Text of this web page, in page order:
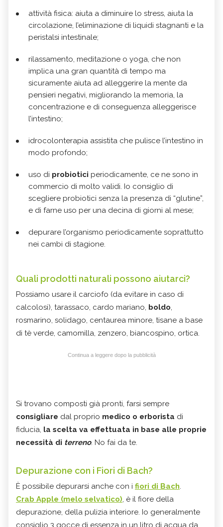
attività fisica: aiuta a diminuire lo stress, aiuta la
circolazione, l’eliminazione di liquidi stagnanti e la
peristalsi intestinale;
rilassamento, meditazione o yoga, che non
implica una gran quantità di tempo ma
sicuramente aiuta ad alleggerire la mente da
pensieri negativi, migliorando la memoria, la
concentrazione e di conseguenza alleggerisce
l’intestino;
idrocolonterapia assistita che pulisce l’intestino in
modo profondo;
uso di probiotici periodicamente, ce ne sono in
commercio di molto validi. Io consiglio di
scegliere probiotici senza la presenza di “glutine”,
e di farne uso per una decina di giorni al mese;
depurare l’organismo periodicamente soprattutto
nei cambi di stagione.
Quali prodotti naturali possono aiutarci?
Possiamo usare il carciofo (da evitare in caso di
calcolosi), tarassaco, cardo mariano, boldo,
rosmarino, solidago, centaurea minore, tisane a base
di tè verde, camomilla, zenzero, biancospino, ortica.
Continua a leggere dopo la pubblicità
Si trovano composti già pronti, farsi sempre
consigliare dal proprio medico o erborista di
fiducia, la scelta va effettuata in base alle proprie
necessità di terreno. No fai da te.
Depurazione con i Fiori di Bach?
È possibile depurarsi anche con i fiori di Bach.
Crab Apple (melo selvatico), è il fiore della
depurazione, della pulizia interiore. Io generalmente
consiglio 3 gocce di essenza in un litro di acqua da